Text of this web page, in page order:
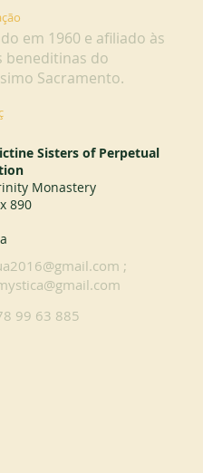
em 1960 e afiliado às
beneditinas do
Sacramento.
Sisters of Perpetual
Monastery
890
;
99 63 885